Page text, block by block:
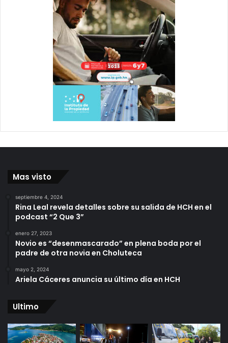
Mas visto
septiembre 4, 2024
Rina Leal revela detalles sobre su salida de HCH en el
podcast “2 Que 3”
enero 27, 2023
Novio es “desenmascarado” en plena boda por el
padre de otra novia en Choluteca
mayo 2, 2024
Ariela Cáceres anuncia su último día en HCH
Ultimo